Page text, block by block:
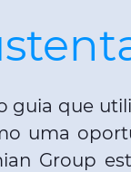
guia que
uma
Group